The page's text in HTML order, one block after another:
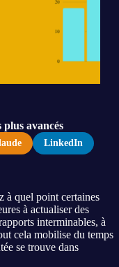
plus avancés
LinkedIn
à quel point certaines
à actualiser des
interminables, à
cela mobilise du temps
se trouve dans